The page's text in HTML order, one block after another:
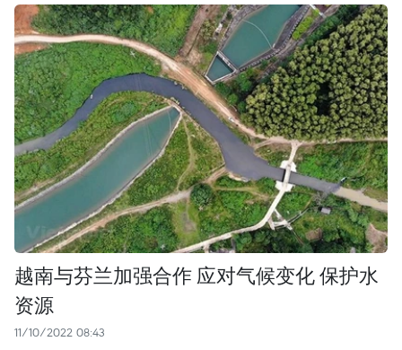
越南与芬兰加强合作 应对气候变化 保护水
资源
11/10/2022 08:43